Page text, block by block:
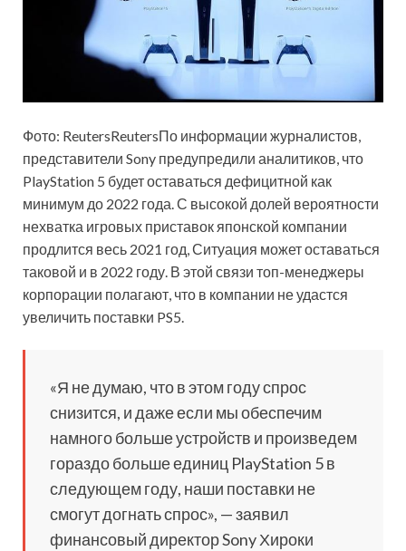
Фото: ReutersReutersПо информации журналистов,
представители Sony предупредили аналитиков, что
PlayStation 5 будет оставаться дефицитной как
минимум до 2022 года. С высокой долей вероятности
нехватка игровых приставок японской компании
продлится весь 2021 год, Ситуация может оставаться
таковой и в 2022 году. В этой связи топ-менеджеры
корпорации полагают, что в компании не удастся
увеличить поставки PS5.
«Я не думаю, что в этом году спрос
снизится, и даже если мы обеспечим
намного больше устройств и произведем
гораздо больше единиц PlayStation 5 в
следующем году, наши поставки не
смогут догнать спрос», — заявил
финансовый директор Sony Хироки